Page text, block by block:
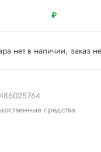
₽
нет в наличии, заказ
средства